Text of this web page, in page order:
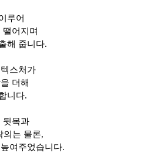
루어
어지며
해 줍니다.
스처가
더해
니다.
뒷목과
의는 물론,
여주었습니다.